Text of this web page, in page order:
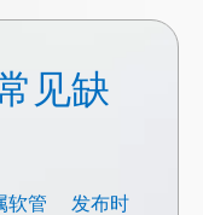
见缺
软管 发布时